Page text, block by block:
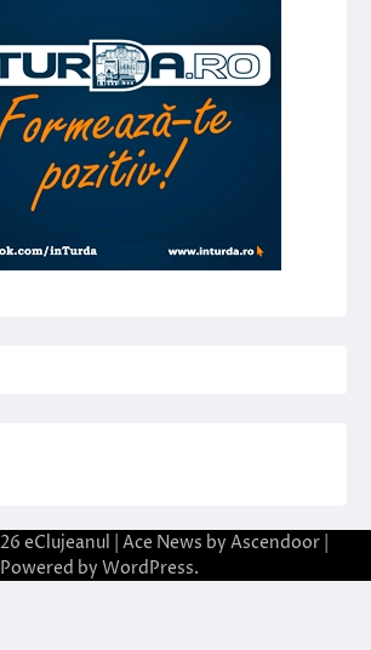
eClujeanul | Ace News by Ascendoor
Powered by WordPress.